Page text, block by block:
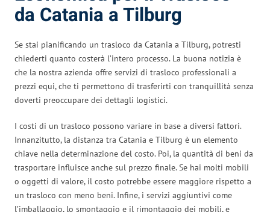
da Catania a Tilburg
Se stai pianificando un trasloco da Catania a Tilburg, potresti
chiederti quanto costerà l’intero processo. La buona notizia è
che la nostra azienda offre servizi di trasloco professionali a
prezzi equi, che ti permettono di trasferirti con tranquillità senza
doverti preoccupare dei dettagli logistici.
I costi di un trasloco possono variare in base a diversi fattori.
Innanzitutto, la distanza tra Catania e Tilburg è un elemento
chiave nella determinazione del costo. Poi, la quantità di beni da
trasportare influisce anche sul prezzo finale. Se hai molti mobili
o oggetti di valore, il costo potrebbe essere maggiore rispetto a
un trasloco con meno beni. Infine, i servizi aggiuntivi come
l’imballaggio, lo smontaggio e il rimontaggio dei mobili, e